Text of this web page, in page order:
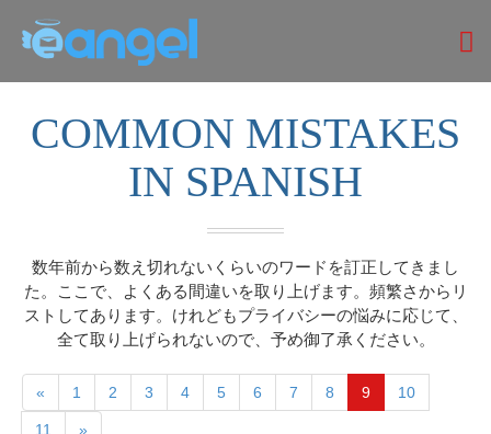
COMMON MISTAKES
IN SPANISH
数年前から数え切れないくらいのワードを訂正してきまし
た。ここで、よくある間違いを取り上げます。頻繁さからリ
ストしてあります。けれどもプライバシーの悩みに応じて、
全て取り上げられないので、予め御了承ください。
« 1 2 3 4 5 6 7 8 9 10
11 »